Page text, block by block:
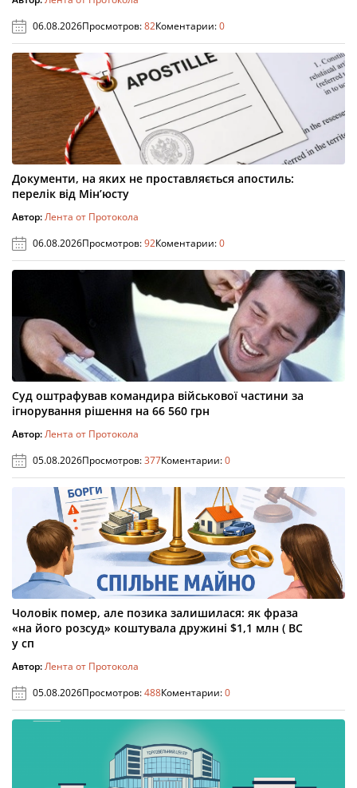
06.08.2026Просмотров:82Коментарии:0
Документи, на яких не проставляється апостиль:
перелік від Мін’юсту
Автор:Лента от Протокола
06.08.2026Просмотров:92Коментарии:0
Суд оштрафував командира військової частини за
ігнорування рішення на 66 560 грн
Автор:Лента от Протокола
05.08.2026Просмотров:377Коментарии:0
Чоловік помер, але позика залишилася: як фраза
«на його розсуд» коштувала дружині $1,1 млн ( ВС
у сп
Автор:Лента от Протокола
05.08.2026Просмотров:488Коментарии:0